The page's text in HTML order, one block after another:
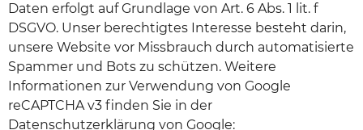
Daten erfolgt auf Grundlage von Art. 6 Abs. 1 lit. f
DSGVO. Unser berechtigtes Interesse besteht darin,
unsere Website vor Missbrauch durch automatisierte
Spammer und Bots zu schützen. Weitere
Informationen zur Verwendung von Google
reCAPTCHA v3 finden Sie in der
Datenschutzerklärung von Google: